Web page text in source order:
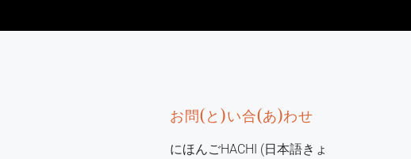
お問(と)い合(あ)わせ
にほんごHACHI (日本語きょ